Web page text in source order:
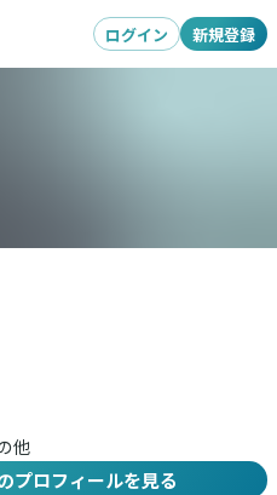
ログイン 新規登録
他
プロフィールを見る